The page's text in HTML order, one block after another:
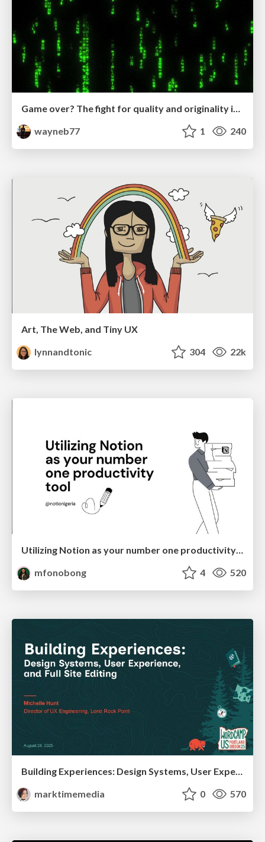
wayneb77
1 240
Art, The Web, and Tiny UX
lynnandtonic
304 22k
Utilizing Notion as your number one productivity tool
mfonobong
4 520
Building Experiences: Design Systems, User Experience, and Full Site Editing
marktimemedia
0 570